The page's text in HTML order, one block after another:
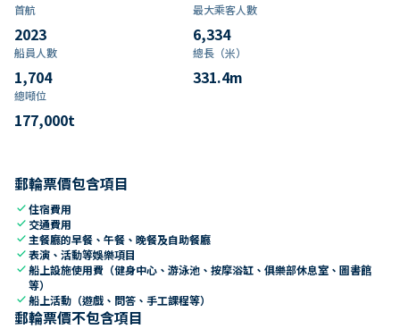
首航
2023
最大乘客人數
6,334
船員人數
1,704
總長（米）
331.4m
總噸位
177,000t
郵輪票價包含項目
check住宿費用
check 交通費用
check 主餐廳的早餐、午餐、晚餐及自助餐廳
check表演、活動等娛樂項目
check船上設施使用費（健身中心、游泳池、按摩浴缸、俱樂部休息室、圖書館
等）
check船上活動（遊戲、問答、手工課程等）
郵輪票價不包含項目